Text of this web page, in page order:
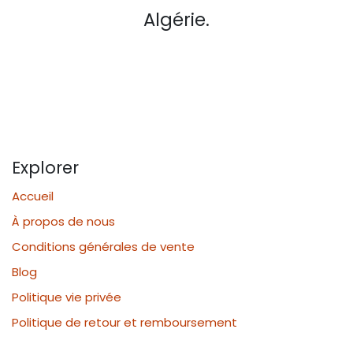
Algérie.
Explorer
Accueil
À propos de nous
Conditions générales de vente
Blog
Politique vie privée
Politique de retour et remboursement